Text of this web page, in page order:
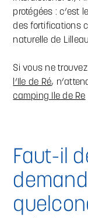
protégées : c’est
des fortifications
naturelle de
Si vous ne
l’Ile de Ré,
camping Ile de Re
Faut-il